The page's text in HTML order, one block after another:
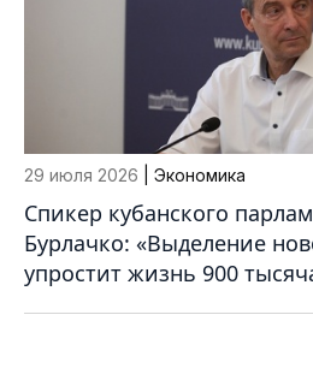
29 июля 2026 | Экономика
Спикер кубанского
Бурлачко: «Выделение
упростит жизнь 900